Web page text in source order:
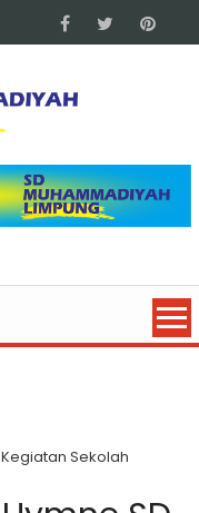
Kegiatan Sekolah